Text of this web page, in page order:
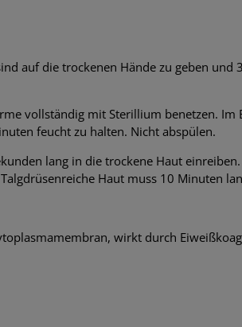
auf die trockenen Hände zu geben und
vollständig mit Sterillium benetzen.
feucht zu halten. Nicht abspülen.
lang in die trockene Haut
Haut muss 10 Minuten
wirkt durch